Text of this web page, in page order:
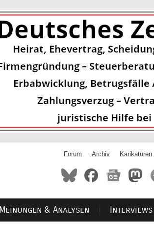
Forum Archiv Karikaturen
Meinungen & Analysen Interviews